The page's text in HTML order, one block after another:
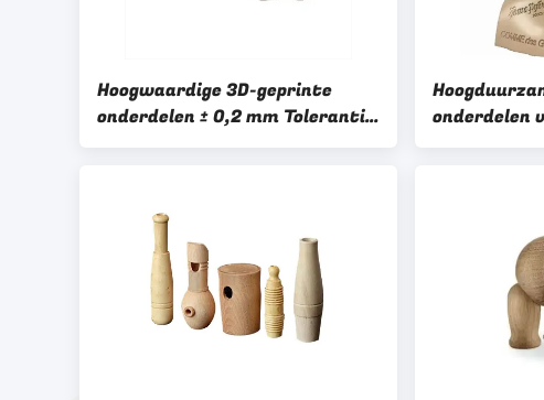
Hoogwaardige 3D-geprinte
onderdelen ± 0,2 mm Tolerantie
voor industriële toepassingen
onderdelen
hoge